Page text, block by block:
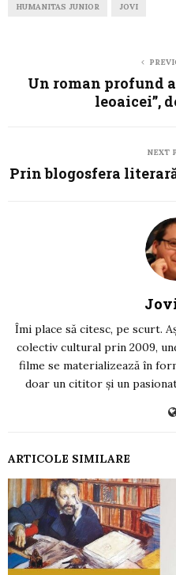
HUMANITAS JUNIOR JOVI
Un roman profund
leoaicei”,
NEXT
Prin blogosfera
Îmi place să citesc, pe scurt.
colectiv cultural prin 2009,
filme se materializează în
doar un cititor și un
ARTICOLE SIMILARE